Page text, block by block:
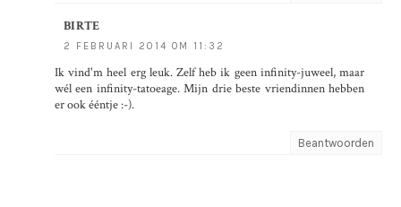
BIRTE
2 FEBRUARI 2014 OM 11:32
Ik vind'm heel erg leuk. Zelf heb ik geen infinity-juweel, maar
wél een infinity-tatoeage. Mijn drie beste vriendinnen hebben
er ook ééntje :-).
Beantwoorden